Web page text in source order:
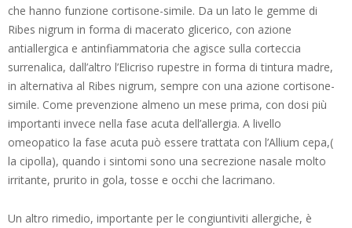
che hanno funzione cortisone-simile. Da un lato le gemme di
Ribes nigrum in forma di macerato glicerico, con azione
antiallergica e antinfiammatoria che agisce sulla corteccia
surrenalica, dall’altro l’Elicriso rupestre in forma di tintura madre,
in alternativa al Ribes nigrum, sempre con una azione cortisone-
simile. Come prevenzione almeno un mese prima, con dosi più
importanti invece nella fase acuta dell’allergia. A livello
omeopatico la fase acuta può essere trattata con l’Allium cepa,(
la cipolla), quando i sintomi sono una secrezione nasale molto
irritante, prurito in gola, tosse e occhi che lacrimano.
Un altro rimedio, importante per le congiuntiviti allergiche, è